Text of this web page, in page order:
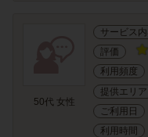
50代 女性
サービス
評価
利用頻度
提供エリア
ご利用日
利用時間